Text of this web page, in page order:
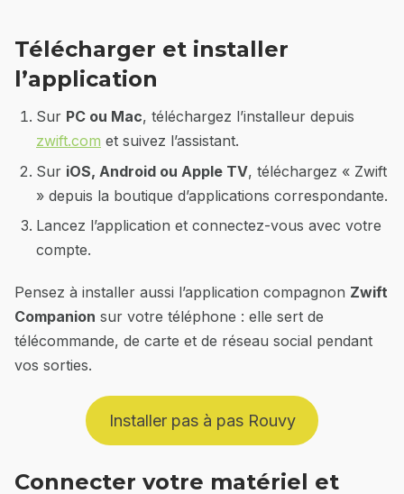
Télécharger et installer
l’application
Sur PC ou Mac, téléchargez l’installeur depuis
zwift.com et suivez l’assistant.
Sur iOS, Android ou Apple TV, téléchargez « Zwift
» depuis la boutique d’applications correspondante.
Lancez l’application et connectez-vous avec votre
compte.
Pensez à installer aussi l’application compagnon Zwift
Companion sur votre téléphone : elle sert de
télécommande, de carte et de réseau social pendant
vos sorties.
Installer pas à pas Rouvy
Connecter votre matériel et